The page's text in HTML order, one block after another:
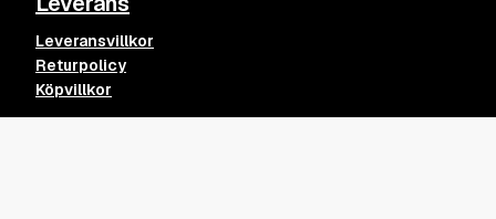
Leveransvillkor
Returpolicy
Köpvillkor